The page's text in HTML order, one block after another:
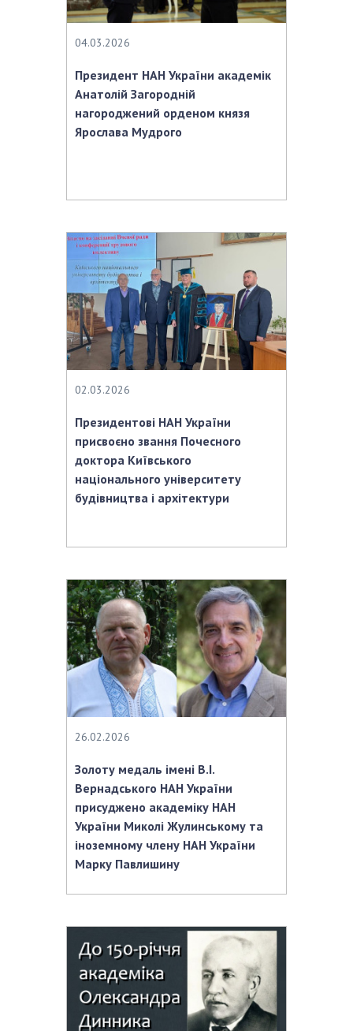
04.03.2026
Президент НАН України академік
Анатолій Загородній
нагороджений орденом князя
Ярослава Мудрого
02.03.2026
Президентові НАН України
присвоєно звання Почесного
доктора Київського
національного університету
будівництва і архітектури
26.02.2026
Золоту медаль імені В.І.
Вернадського НАН України
присуджено академіку НАН
України Миколі Жулинському та
іноземному члену НАН України
Марку Павлишину